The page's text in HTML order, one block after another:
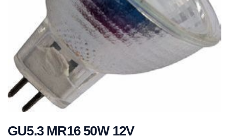
GU5.3 MR16 50W 12V